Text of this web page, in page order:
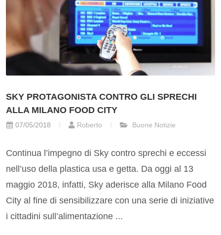
SKY PROTAGONISTA CONTRO GLI SPRECHI
ALLA MILANO FOOD CITY
07/05/2018 Roberto Buone Notizie
Continua l’impegno di Sky contro sprechi e eccessi
nell’uso della plastica usa e getta. Da oggi al 13
maggio 2018, infatti, Sky aderisce alla Milano Food
City al fine di sensibilizzare con una serie di iniziative
i cittadini sull’alimentazione ...